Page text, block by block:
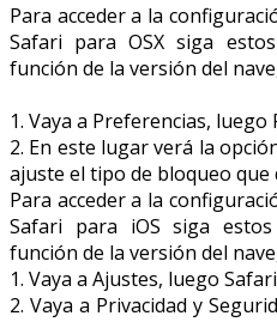
Para acceder a la
Safari para OSX siga
función de la versión del
1. Vaya a Preferencias, luego
2. En este lugar verá la
ajuste el tipo de bloqueo que
Para acceder a la
Safari para iOS siga
función de la versión del
1. Vaya a Ajustes, luego
2. Vaya a Privacidad y